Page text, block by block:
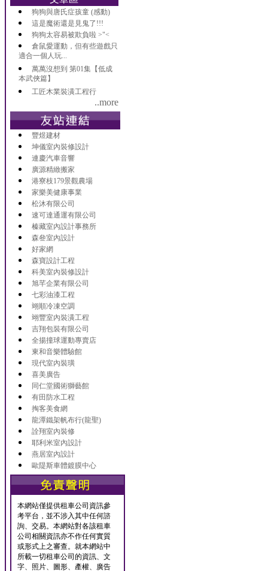
狗狗與唐氏症孩童 (感動)
這是魔術還是見鬼了!!!
狗狗太容易被欺負啦 >"<
倉鼠愛運動，但有些遊戲只
適合一個人玩...
萬萬沒想到 第01集【低成
本武俠篇】
工匠木業裝潢工程行
..more
豐煜建材
坤儀室內裝修設計
連慶汽車音響
廣源精緻搬家
港寮枝179景觀農場
家樂美健康事業
松沐有限公司
速可達通運有限公司
榛藏室內設計事務所
森叄室內設計
好家網
森寶設計工程
科美室內裝修設計
旭芊企業有限公司
七彩油漆工程
翊順冷凍空調
翊豐室內裝潢工程
吉翔包裝有限公司
全揚撞球運動專賣店
東和音樂體驗館
現代室內裝璜
喜美廣告
同仁堂國術獅藝館
有田防水工程
掏客美食網
龍潭鐵架帆布行(龍聖)
詮翔室內裝修
耶利米室內設計
燕居室內設計
歐隄斯車體鍍膜中心
本網站僅提供租車公司資訊參
考平台，並不涉入其中任何諮
詢、交易。本網站對各該租車
公司相關資訊亦不作任何實質
或形式上之審查。就本網站中
所載一切租車公司的資訊、文
字、照片、圖形、產權、廣告